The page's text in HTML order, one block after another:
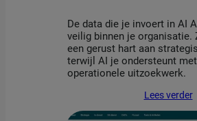
De data die je invoert in AI
veilig binnen je organisatie.
een gerust hart aan
terwijl AI je ondersteunt
operationele uitzoekwerk.
Lees verder